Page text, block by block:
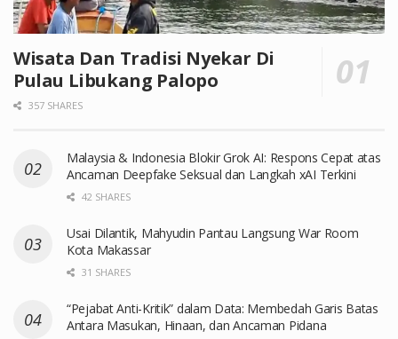
Wisata Dan Tradisi Nyekar Di
Pulau Libukang Palopo
357 SHARES
Malaysia & Indonesia Blokir Grok AI: Respons Cepat atas
Ancaman Deepfake Seksual dan Langkah xAI Terkini
42 SHARES
Usai Dilantik, Mahyudin Pantau Langsung War Room
Kota Makassar
31 SHARES
“Pejabat Anti-Kritik” dalam Data: Membedah Garis Batas
Antara Masukan, Hinaan, dan Ancaman Pidana